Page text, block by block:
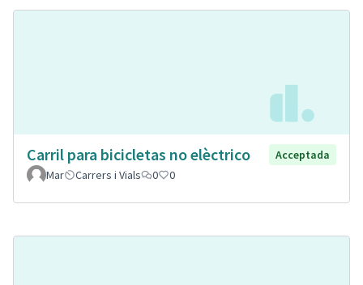
Carril para bicicletas no elèctrico
Acceptada
Mar
Carrers i Vials 0 0